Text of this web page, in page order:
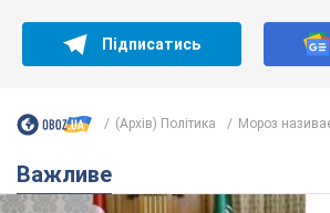
Підписатись
(Архів) Політика Мороз
Важливе